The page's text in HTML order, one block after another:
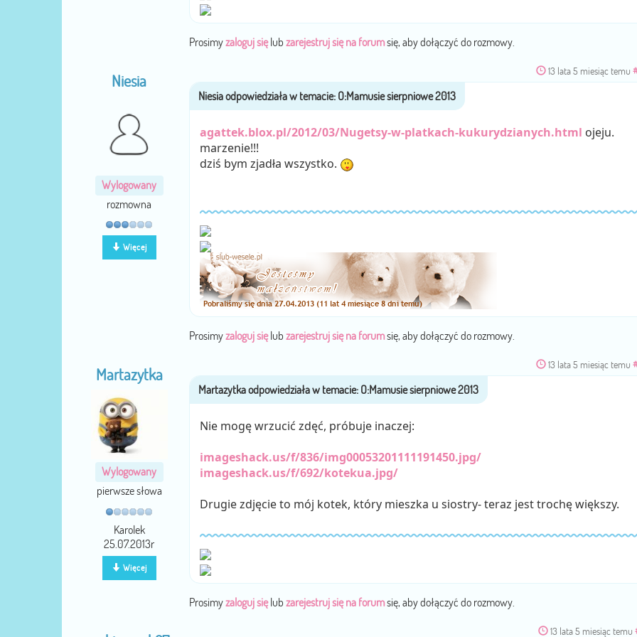
Prosimyzaloguj sięlub zarejestruj się na forumsię, aby dołączyć do rozmowy.
Niesia
Wylogowany
rozmowna
Więcej
13 lata 5 miesiąc temu
agattek.blox.pl/2012/03/Nugetsy-w-platkach-kukurydzianych.html ojeju.
marzenie!!!
dziś bym zjadła wszystko.
Prosimyzaloguj sięlub zarejestruj się na forumsię, aby dołączyć do rozmowy.
Martazytka
Wylogowany
pierwsze słowa
Karolek
25.07.2013r
Więcej
13 lata 5 miesiąc temu
Nie mogę wrzucić zdęć, próbuje inaczej:
imageshack.us/f/836/img00053201111191450.jpg/
imageshack.us/f/692/kotekua.jpg/
Drugie zdjęcie to mój kotek, który mieszka u siostry- teraz jest trochę większy.
Prosimyzaloguj sięlub zarejestruj się na forumsię, aby dołączyć do rozmowy.
13 lata 5 miesiąc temu